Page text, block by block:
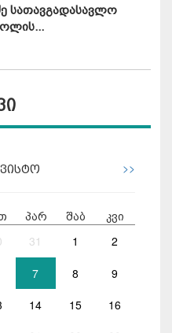
სათავგადასავლო
>>
პარ შაბ კვი
31 1 2
7 8 9
14 15 16